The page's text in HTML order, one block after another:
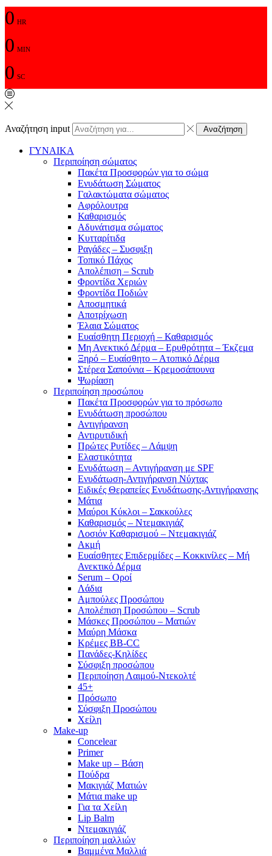
0 HR
0 MIN
0 SC
Αναζήτηση input Αναζήτηση
ΓΥΝΑΙΚΑ
Περιποίηση σώματος
Πακέτα Προσφορών για το σώμα
Ενυδάτωση Σώματος
Γαλακτώματα σώματος
Αφρόλουτρα
Καθαρισμός
Αδυνάτισμα σώματος
Κυτταρίτιδα
Ραγάδες – Συσφιξη
Τοπικό Πάχος
Απολέπιση – Scrub
Φροντίδα Χεριών
Φροντίδα Ποδιών
Αποσμητικά
Αποτρίχωση
Έλαια Σώματος
Ευαίσθητη Περιοχή – Καθαρισμός
Μη Ανεκτικό Δέρμα – Ερυθρότητα – Έκζεμα
Ξηρό – Ευαίσθητο – Ατοπικό Δέρμα
Στέρεα Σαπούνια – Κρεμοσάπουνα
Ψωρίαση
Περιποίηση προσώπου
Πακέτα Προσφορών για το πρόσωπο
Ενυδάτωση προσώπου
Αντιγήρανση
Αντιρυτιδική
Πρώτες Ρυτίδες – Λάμψη
Ελαστικότητα
Ενυδάτωση – Αντιγήρανση με SPF
Ενυδάτωση-Αντιγήρανση Νύχτας
Ειδικές Θεραπείες Ενυδάτωσης-Αντιγήρανσης
Μάτια
Μαύροι Κύκλοι – Σακκούλες
Καθαρισμός – Ντεμακιγιάζ
Λοσιόν Καθαρισμού – Ντεμακιγιάζ
Ακμή
Ευαίσθητες Επιδερμίδες – Κοκκινίλες – Μή
Ανεκτικό Δέρμα
Serum – Οροί
Λάδια
Αμπούλες Προσώπου
Απολέπιση Προσώπου – Scrub
Μάσκες Προσώπου – Ματιών
Μαύρη Μάσκα
Κρέμες BB-CC
Πανάδες-Κηλίδες
Σύσφιξη προσώπου
Περιποίηση Λαιμού-Ντεκολτέ
45+
Πρόσωπο
Σύσφιξη Προσώπου
Χείλη
Make-up
Concelear
Primer
Make up – Βάση
Πούδρα
Μακιγιάζ Ματιών
Μάτια make up
Για τα Χείλη
Lip Balm
Ντεμακιγιάζ
Περιποίηση μαλλιών
Βαμμένα Μαλλιά